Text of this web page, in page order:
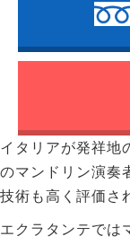
イタリアが発祥地
のマンドリン演奏
技術も高く評価さ
エクラタンテでは